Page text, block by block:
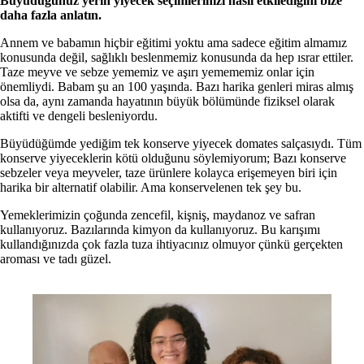
daha fazla anlatın.
Annem ve babamın hiçbir eğitimi yoktu ama sadece eğitim almamız
konusunda değil, sağlıklı beslenmemiz konusunda da hep ısrar ettiler.
Taze meyve ve sebze yememiz ve aşırı yemememiz onlar için
önemliydi. Babam şu an 100 yaşında. Bazı harika genleri miras almış
olsa da, aynı zamanda hayatının büyük bölümünde fiziksel olarak
aktifti ve dengeli besleniyordu.
Büyüdüğümde yediğim tek konserve yiyecek domates salçasıydı. Tüm
konserve yiyeceklerin kötü olduğunu söylemiyorum; Bazı konserve
sebzeler veya meyveler, taze ürünlere kolayca erişemeyen biri için
harika bir alternatif olabilir. Ama konservelenen tek şey bu.
Yemeklerimizin çoğunda zencefil, kişniş, maydanoz ve safran
kullanıyoruz. Bazılarında kimyon da kullanıyoruz. Bu karışımı
kullandığınızda çok fazla tuza ihtiyacınız olmuyor çünkü gerçekten
aroması ve tadı güzel.